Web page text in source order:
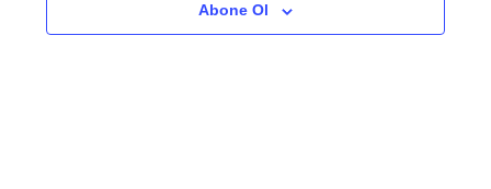
Abone Ol